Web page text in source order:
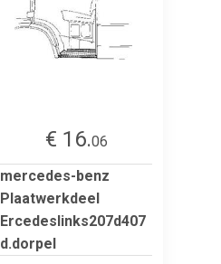
€ 16.06
mercedes-benz
Plaatwerkdeel
Ercedeslinks207d407
d.dorpel